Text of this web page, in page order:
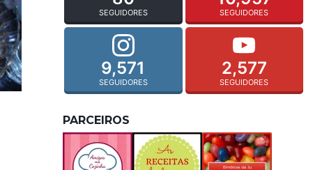
SEGUIDORES SEGUIDORES
9,571
SEGUIDORES
2,577
SEGUIDORES
PARCEIROS